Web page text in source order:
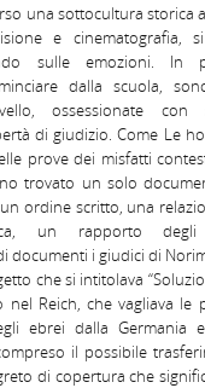
una sottocultura storica
e cinematografia,
sulle emozioni. In
dalla scuola,
ossessionate
di giudizio. Come Le
prove dei misfatti
trovato un solo
ordine scritto, una
un rapporto
documenti i giudici di
che si intitolava
nel Reich, che vagliava le
ebrei dalla Germania
il possibile
di copertura che